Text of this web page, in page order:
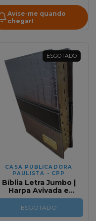
Avise-me quando
chegar!
ESGOTADO
CASA PUBLICADORA
PAULISTA - CPP
Bíblia Letra Jumbo |
Harpa Avivada e
Corinhos | RC |
Premium Bicolor
ESGOTADO